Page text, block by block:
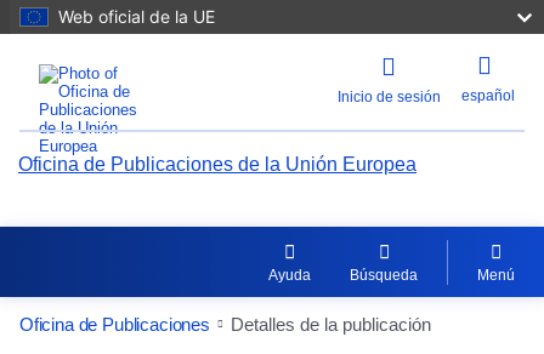
Web oficial de la UE
Inicio de sesión español
Oficina de Publicaciones de la Unión Europea
Ayuda Búsqueda Menú
Oficina de Publicaciones Detalles de la publicación